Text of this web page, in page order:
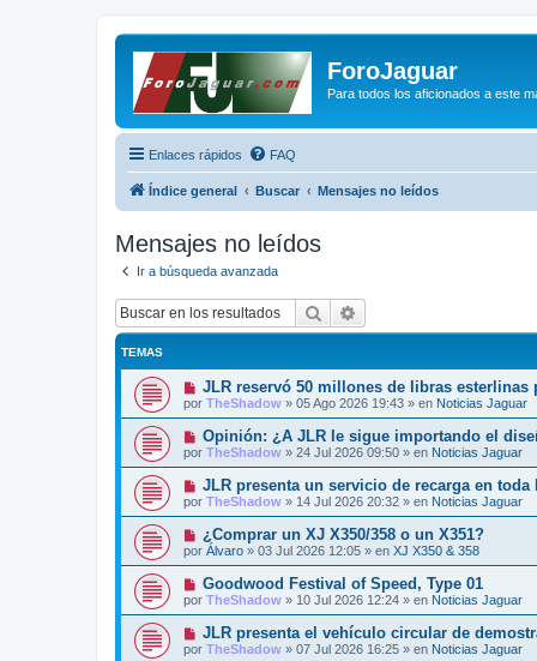
ForoJaguar
Para todos los aficionados a este
Enlaces rápidos FAQ
Índice general Buscar Mensajes no leídos
Mensajes no leídos
Ir a búsqueda avanzada
Buscar
TEMAS
N
u
e
o
m
e
n
s
a
e
JLR reservó 50 millones de libras
por TheShadow » 05 Ago 2026 19:43 » en Noticias Jaguar
N
u
e
o
m
e
s
a
e
Opinión: ¿A JLR le sigue importando el
por TheShadow » 24 Jul 2026 09:50 » en Noticias Jaguar
N
u
e
o
m
e
n
s
a
e
JLR presenta un servicio de recarga en toda
por TheShadow » 14 Jul 2026 20:32 » en Noticias Jaguar
N
u
e
o
m
e
n
s
¿Comprar un XJ X350/358 o un X351?
por Álvaro » 03 Jul 2026 12:05 » en XJ X350 & 358
N
u
e
o
m
Goodwood Festival of Speed, Type 01
por TheShadow » 10 Jul 2026 12:24 » en Noticias Jaguar
N
u
JLR presenta el vehículo circular de
por TheShadow » 07 Jul 2026 16:25 » en Noticias Jaguar